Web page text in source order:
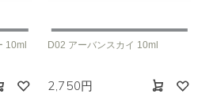
10ml D02 アーバンスカイ 10ml
2,750円